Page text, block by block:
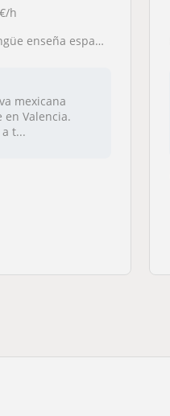
h
los niveles de forma dinámica y personalizada.
mexicana
Valencia.
t...